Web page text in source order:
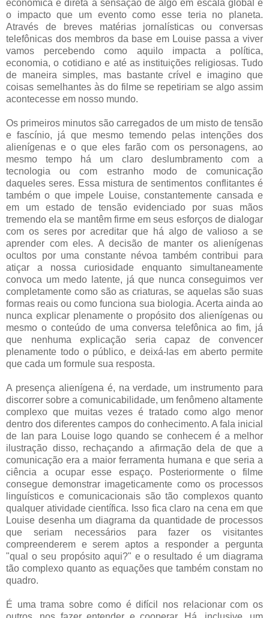
econômica e direta a sensação de algo em escala global e
o impacto que um evento como esse teria no planeta.
Através de breves matérias jornalísticas ou conversas
telefônicas dos membros da base em Louise passa a viver
vamos percebendo como aquilo impacta a política,
economia, o cotidiano e até as instituições religiosas. Tudo
de maneira simples, mas bastante crível e imagino que
coisas semelhantes às do filme se repetiriam se algo assim
acontecesse em nosso mundo.
Os primeiros minutos são carregados de um misto de tensão
e fascínio, já que mesmo temendo pelas intenções dos
alienígenas e o que eles farão com os personagens, ao
mesmo tempo há um claro deslumbramento com a
tecnologia ou com estranho modo de comunicação
daqueles seres. Essa mistura de sentimentos conflitantes é
também o que impele Louise, constantemente cansada e
em um estado de tensão evidenciado por suas mãos
tremendo ela se mantêm firme em seus esforços de dialogar
com os seres por acreditar que há algo de valioso a se
aprender com eles. A decisão de manter os alienígenas
ocultos por uma constante névoa também contribui para
atiçar a nossa curiosidade enquanto simultaneamente
convoca um medo latente, já que nunca conseguimos ver
completamente como são as criaturas, se aquelas são suas
formas reais ou como funciona sua biologia. Acerta ainda ao
nunca explicar plenamente o propósito dos alienígenas ou
mesmo o conteúdo de uma conversa telefônica ao fim, já
que nenhuma explicação seria capaz de convencer
plenamente todo o público, e deixá-las em aberto permite
que cada um formule sua resposta.
A presença alienígena é, na verdade, um instrumento para
discorrer sobre a comunicabilidade, um fenômeno altamente
complexo que muitas vezes é tratado como algo menor
dentro dos diferentes campos do conhecimento. A fala inicial
de Ian para Louise logo quando se conhecem é a melhor
ilustração disso, rechaçando a afirmação dela de que a
comunicação era a maior ferramenta humana e que seria a
ciência a ocupar esse espaço. Posteriormente o filme
consegue demonstrar imageticamente como os processos
linguísticos e comunicacionais são tão complexos quanto
qualquer atividade científica. Isso fica claro na cena em que
Louise desenha um diagrama da quantidade de processos
que seriam necessários para fazer os visitantes
compreenderem e serem aptos a responder a pergunta
"qual o seu propósito aqui?" e o resultado é um diagrama
tão complexo quanto as equações que também constam no
quadro.
É uma trama sobre como é difícil nos relacionar com os